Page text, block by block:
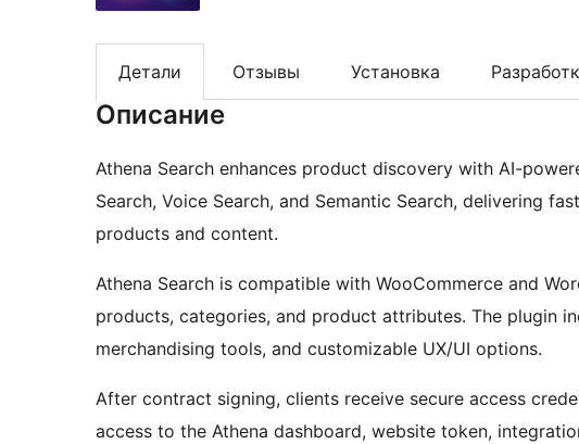
Детали Отзывы Установка
Описание
Athena Search enhances product discovery with AI-
Search, Voice Search, and Semantic Search, delivering
products and content.
Athena Search is compatible with WooCommerce and
products, categories, and product attributes. The plugin
merchandising tools, and customizable UX/UI options.
After contract signing, clients receive secure access
access to the Athena dashboard, website token,